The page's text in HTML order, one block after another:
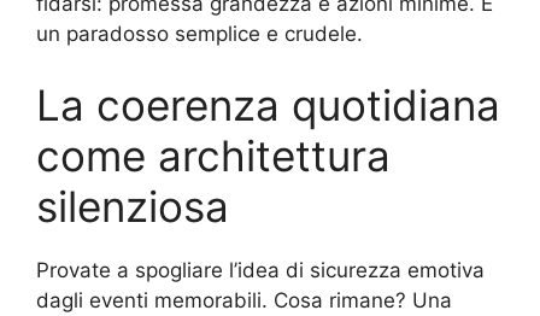
un paradosso semplice e crudele.
La coerenza quotidiana
come architettura
silenziosa
Provate a spogliare l’idea di sicurezza emotiva
dagli eventi memorabili. Cosa rimane? Una